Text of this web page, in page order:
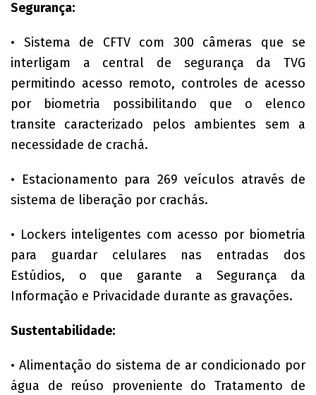
Segurança:
• Sistema de CFTV com 300 câmeras que se
interligam a central de segurança da TVG
permitindo acesso remoto, controles de acesso
por biometria possibilitando que o elenco
transite caracterizado pelos ambientes sem a
necessidade de crachá.
• Estacionamento para 269 veículos através de
sistema de liberação por crachás.
• Lockers inteligentes com acesso por biometria
para guardar celulares nas entradas dos
Estúdios, o que garante a Segurança da
Informação e Privacidade durante as gravações.
Sustentabilidade:
• Alimentação do sistema de ar condicionado por
água de reúso proveniente do Tratamento de